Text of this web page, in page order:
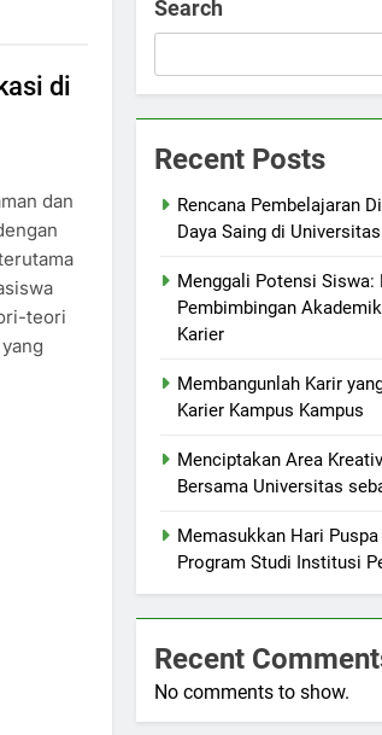
di
dan
teori
Search
Recent Posts
Rencana Pembelajaran
Daya Saing di
Menggali Potensi Siswa:
Pembimbingan
Karier
Membangunlah Karir
Karier Kampus Kampus
Menciptakan Area
Bersama Universitas
Memasukkan Hari
Program Studi Institusi
Recent
No comments to show.